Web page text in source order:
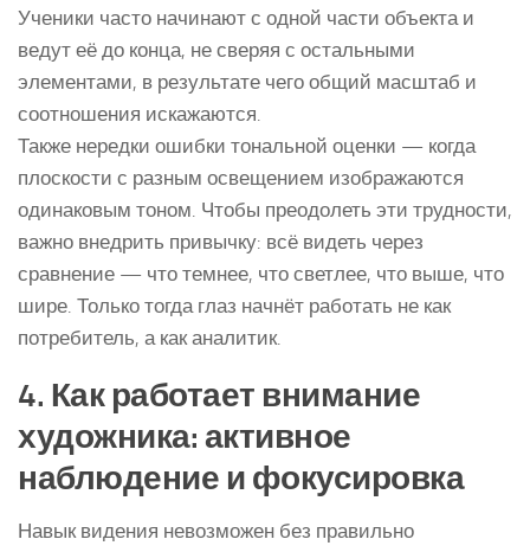
Ученики часто начинают с одной части объекта и
ведут её до конца, не сверяя с остальными
элементами, в результате чего общий масштаб и
соотношения искажаются.
Также нередки ошибки тональной оценки — когда
плоскости с разным освещением изображаются
одинаковым тоном. Чтобы преодолеть эти трудности,
важно внедрить привычку: всё видеть через
сравнение — что темнее, что светлее, что выше, что
шире. Только тогда глаз начнёт работать не как
потребитель, а как аналитик.
4. Как работает внимание
художника: активное
наблюдение и фокусировка
Навык видения невозможен без правильно